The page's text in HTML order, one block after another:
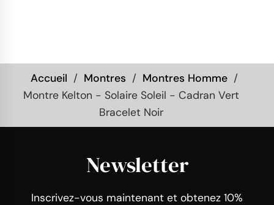
Accueil Montres
Montres Homme
Montre Kelton - Solaire Soleil - Cadran Vert
Bracelet Noir
Newsletter
Inscrivez-vous maintenant et obtenez 10%